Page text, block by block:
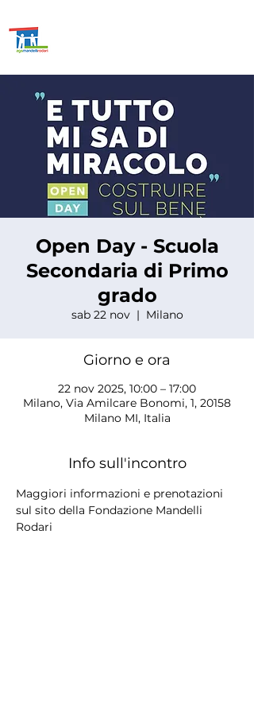
Open Day - Scuola
Secondaria di Primo
grado
sab 22 nov
  |
Milano
Giorno e ora
22 nov 2025, 10:00 – 17:00
Milano, Via Amilcare Bonomi, 1, 20158
Milano MI, Italia
Info sull'incontro
Maggiori informazioni e prenotazioni
sul sito della Fondazione Mandelli
Rodari